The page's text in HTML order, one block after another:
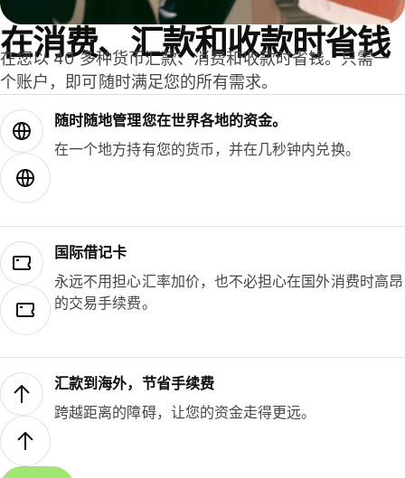
在消费、汇款和收款时省钱
在您以 40 多种货币汇款、消费和收款时省钱。只需一
个账户，即可随时满足您的所有需求。
随时随地管理您在世界各地的资金。
在一个地方持有您的货币，并在几秒钟内兑换。
国际借记卡
永远不用担心汇率加价，也不必担心在国外消费时高昂
的交易手续费。
汇款到海外，节省手续费
跨越距离的障碍，让您的资金走得更远。